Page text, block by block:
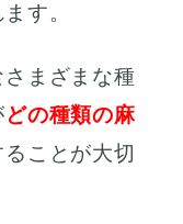
す。
まざまな種
どの種類の麻
ことが大切